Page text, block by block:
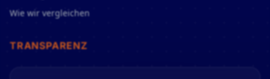
Wie wir vergleichen
TRANSPARENZ